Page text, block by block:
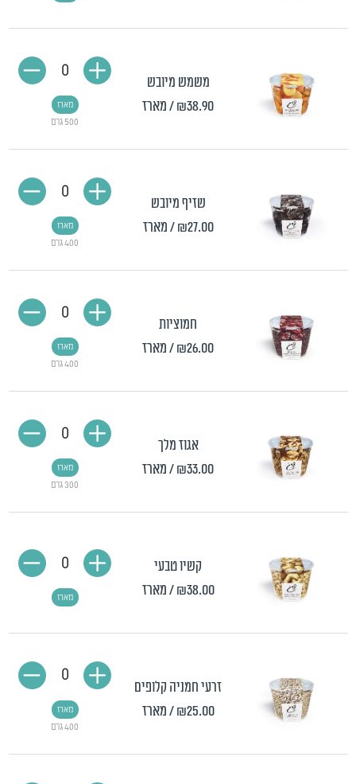
משמש מיובש
₪38.90/ מארז
500 גרם
מארז
0
שזיף מיובש
₪27.00 / מארז
400 גרם
מארז
0
חמוציות
₪26.00/ מארז
400 גרם
מארז
0
אגוז מלך
₪33.00/ מארז
300 גרם
מארז
0
קשיו טבעי
₪38.00 / מארז מארז
0
זרעי חמניה קלופים
₪25.00 / מארז
400 גרם
מארז
0